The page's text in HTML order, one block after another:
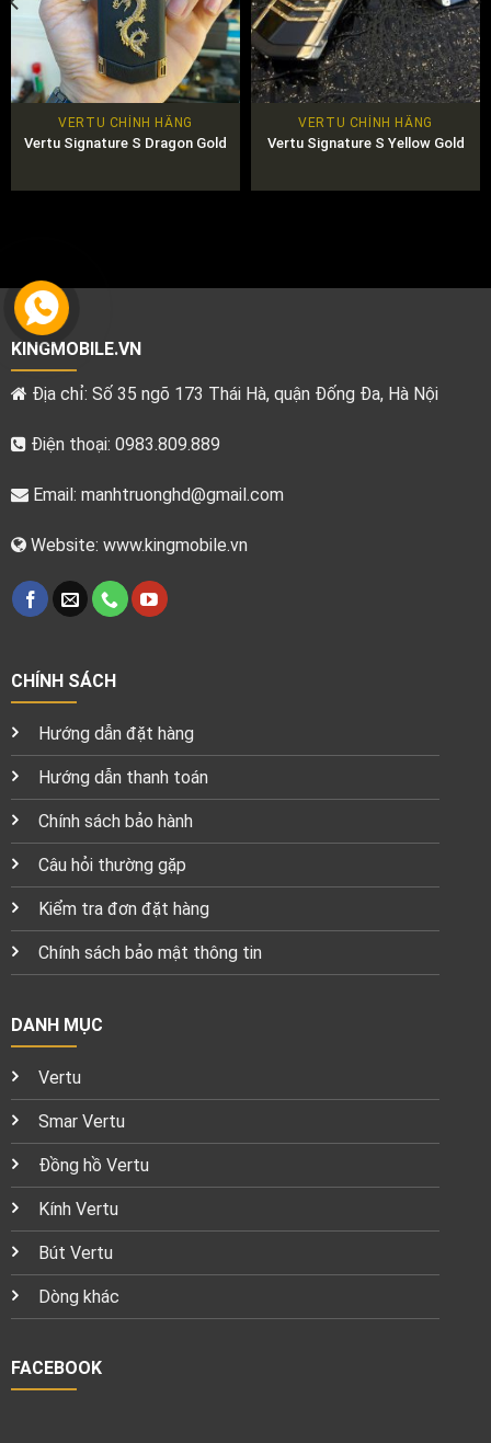
VERTU CHÍNH HÃNG
Vertu Signature S Dragon Gold
VERTU CHÍNH HÃNG
Vertu Signature S Yellow Gold
KINGMOBILE.VN
Địa chỉ: Số 35 ngõ 173 Thái Hà, quận Đống Đa, Hà Nội
Điện thoại: 0983.809.889
Email: manhtruonghd@gmail.com
Website: www.kingmobile.vn
CHÍNH SÁCH
Hướng dẫn đặt hàng
Hướng dẫn thanh toán
Chính sách bảo hành
Câu hỏi thường gặp
Kiểm tra đơn đặt hàng
Chính sách bảo mật thông tin
DANH MỤC
Vertu
Smar Vertu
Đồng hồ Vertu
Kính Vertu
Bút Vertu
Dòng khác
FACEBOOK